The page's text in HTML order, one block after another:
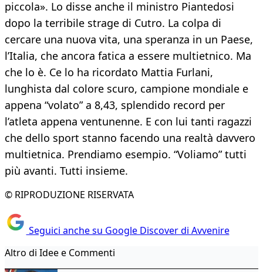
piccola». Lo disse anche il ministro Piantedosi
dopo la terribile strage di Cutro. La colpa di
cercare una nuova vita, una speranza in un Paese,
l’Italia, che ancora fatica a essere multietnico. Ma
che lo è. Ce lo ha ricordato Mattia Furlani,
lunghista dal colore scuro, campione mondiale e
appena “volato” a 8,43, splendido record per
l’atleta appena ventunenne. E con lui tanti ragazzi
che dello sport stanno facendo una realtà davvero
multietnica. Prendiamo esempio. “Voliamo” tutti
più avanti. Tutti insieme.
© RIPRODUZIONE RISERVATA
Seguici anche su Google Discover di Avvenire
Altro di Idee e Commenti